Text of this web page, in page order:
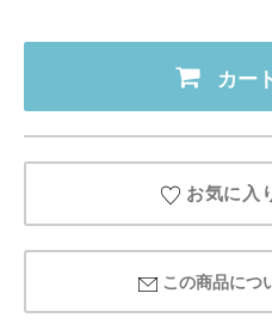
カー
お気に入
この商品につ